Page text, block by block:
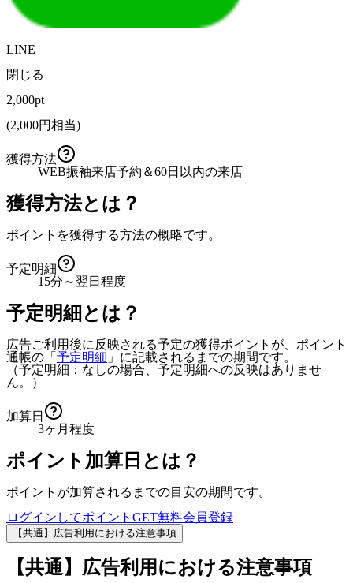
LINE
閉じる
2,000pt
(2,000円相当)
獲得方法
WEB振袖来店予約＆60日以内の来店
獲得方法とは？
ポイントを獲得する方法の概略です。
予定明細
15分～翌日程度
予定明細とは？
広告ご利用後に反映される予定の獲得ポイントが、ポイント
通帳の「 予定明細 」に記載されるまでの期間です。
（予定明細：なしの場合、予定明細への反映はありませ
ん。）
加算日
3ヶ月程度
ポイント加算日とは？
ポイントが加算されるまでの目安の期間です。
ログインしてポイントGET無料会員登録
【共通】広告利用における注意事項
【共通】広告利用における注意事項